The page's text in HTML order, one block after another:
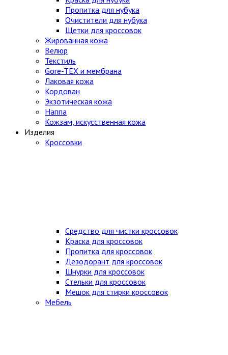
Пропитка для нубука
Очистители для нубука
Щетки для кроссовок
Жированная кожа
Велюр
Текстиль
Gore-TEX и мембрана
Лаковая кожа
Кордован
Экзотическая кожа
Наппа
Кожзам, искусственная кожа
Изделия
Кроссовки
Средство для чистки кроссовок
Краска для кроссовок
Пропитка для кроссовок
Дезодорант для кроссовок
Шнурки для кроссовок
Стельки для кроссовок
Мешок для стирки кроссовок
Мебель